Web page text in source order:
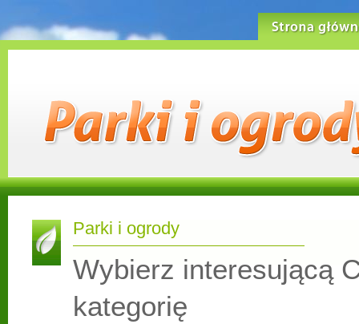
Parki i ogrody
Wybierz interesującą
kategorię
Strona główna